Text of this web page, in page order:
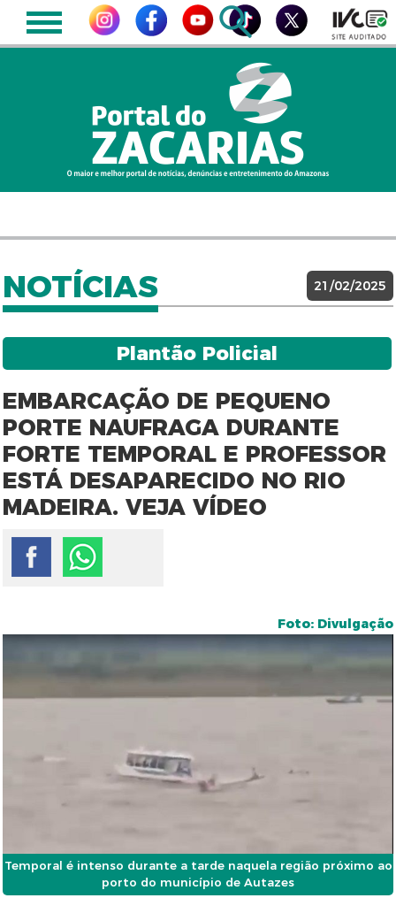
NOTÍCIAS 21/02/2025
Plantão Policial
EMBARCAÇÃO DE PEQUENO
PORTE NAUFRAGA DURANTE
FORTE TEMPORAL E PROFESSOR
ESTÁ DESAPARECIDO NO RIO
MADEIRA. VEJA VÍDEO
Foto: Divulgação
Temporal é intenso durante a tarde naquela região próximo ao
porto do município de Autazes